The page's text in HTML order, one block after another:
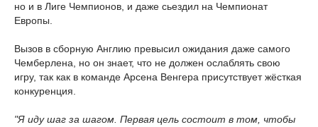
но и в Лиге Чемпионов, и даже сьездил на Чемпионат
Европы.
Вызов в сборную Англию превысил ожидания даже самого
Чемберлена, но он знает, что не должен ослаблять свою
игру, так как в команде Арсена Венгера присутствует жёсткая
конкуренция.
"Я иду шаг за шагом. Первая цель состоит в том, чтобы